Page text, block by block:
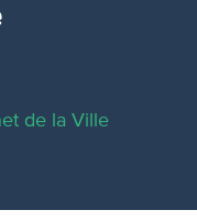
de la Ville